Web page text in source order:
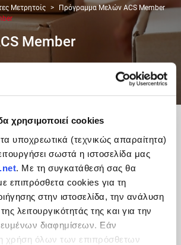
χρησιμοποιεί cookies
υποχρεωτικά (τεχνικώς απαραίτητα)
σωστά η ιστοσελίδα μας
. Με τη συγκατάθεσή σας θα
επιπρόσθετα cookies για τη
στην ιστοσελίδα, την ανάλυση
λειτουργικότητάς της και για την
διαφημίσεων. Εάν
χρήση όλων των επιπρόσθετων
Μετρητοίς
Πρόγραμμα Μελών ACS Member
Member
Ταχύτητα
των Στοιχείων Σας